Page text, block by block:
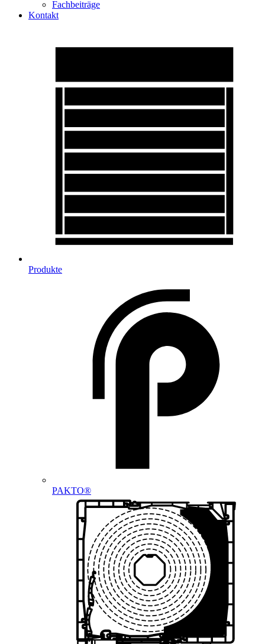
Fachbeiträge
Kontakt
Produkte
PAKTO®